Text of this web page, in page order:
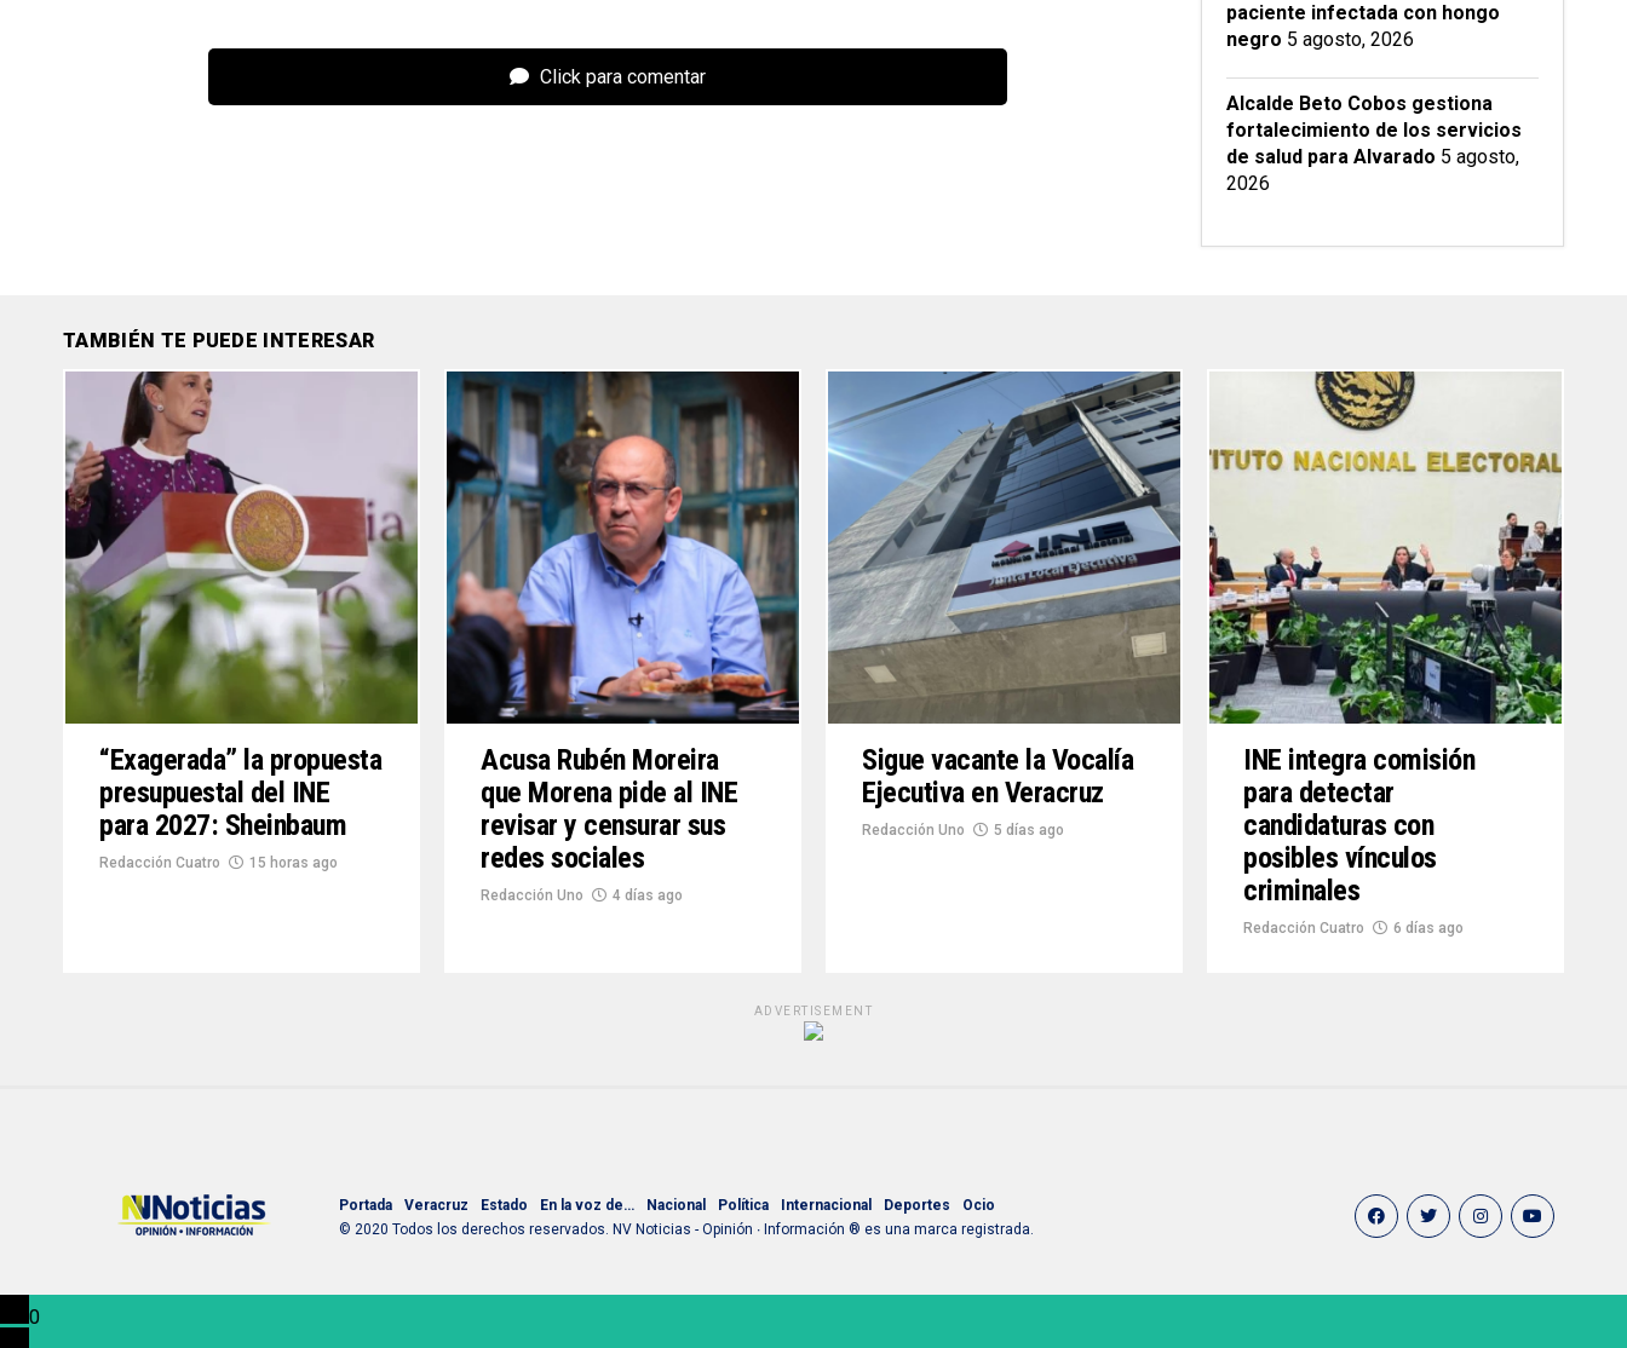
Click para comentar
paciente infectada con hongo
negro 5 agosto, 2026
Alcalde Beto Cobos gestiona
fortalecimiento de los servicios
de salud para Alvarado 5 agosto,
2026
TAMBIÉN TE PUEDE INTERESAR
“Exagerada” la propuesta
presupuestal del INE
para 2027: Sheinbaum
Redacción Cuatro 15 horas ago
Acusa Rubén Moreira
que Morena pide al INE
revisar y censurar sus
redes sociales
Redacción Uno 4 días ago
Sigue vacante la Vocalía
Ejecutiva en Veracruz
Redacción Uno 5 días ago
INE integra comisión
para detectar
candidaturas con
posibles vínculos
criminales
Redacción Cuatro 6 días ago
ADVERTISEMENT
Portada Veracruz Estado En la voz de… Nacional Política Internacional Deportes
Ocio
© 2020 Todos los derechos reservados. NV Noticias - Opinión ∙ Información ® es una marca registrada.
0